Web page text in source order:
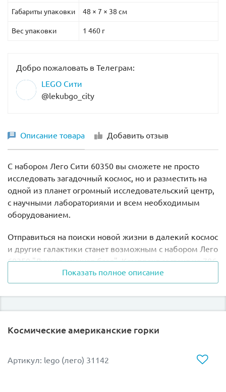
Габариты упаковки 48 × 7 × 38 см
Вес упаковки 1 460 г
Добро пожаловать в Телеграм:
LEGO Сити
@lekubgo_city
Описание товара Добавить отзыв
С набором Лего Сити 60350 вы сможете не просто
исследовать загадочный космос, но и разместить на
одной из планет огромный исследовательский центр,
с научными лабораториями и всем необходимым
оборудованием.
Отправиться на поиски новой жизни в далекий космос
и другие галактики станет возможным с набором Лего
60350 "Лунная научная база". Комплект состоит из 786
деталей, из которых собираются огромная
космическая станция, посадочный модуль,
космический вездеход, дрон со специальной клешней
для поднятия метеорита и многое другое. В наборе
где для каждого отведена важная роль.
Главной конструкцией Lego City 60350 является
Показать полное описание
Космические американские горки
Артикул: lego (лего) 31142